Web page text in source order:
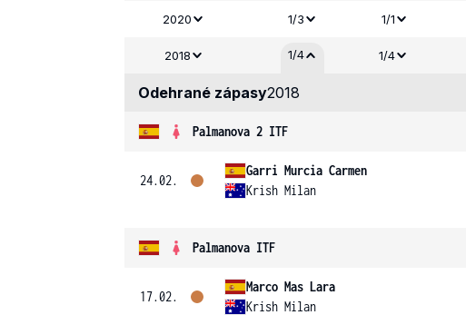
2020 1/3 1/1
2018 1/4 1/4
Odehrané zápasy2018
Palmanova 2 ITF
24.02.
Garri Murcia Carmen
Krish Milan
Palmanova ITF
17.02.
Marco Mas Lara
Krish Milan